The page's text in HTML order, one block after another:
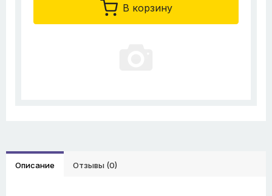
В корзину
Описание Отзывы (0)